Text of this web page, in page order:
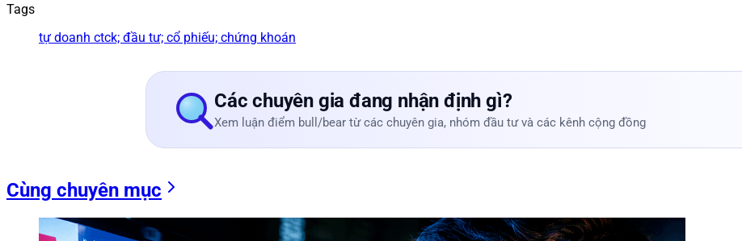
Tags
tự doanh ctck; đầu tư; cổ phiếu; chứng khoán
Các chuyên gia đang nhận định gì?
Xem luận điểm bull/bear từ các chuyên gia, nhóm đầu tư và các kênh cộng đồng
Cùng chuyên mục